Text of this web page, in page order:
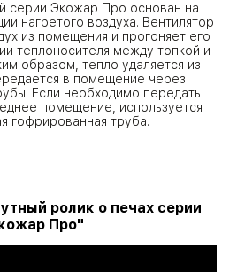
серии Экожар Про основан на
нагретого воздуха. Вентилятор
из помещения и прогоняет его
теплоносителя между топкой и
образом, тепло удаляется из
в помещение через
Если необходимо передать
помещение, используется
гофрированная труба.
ролик о печах серии
Про"